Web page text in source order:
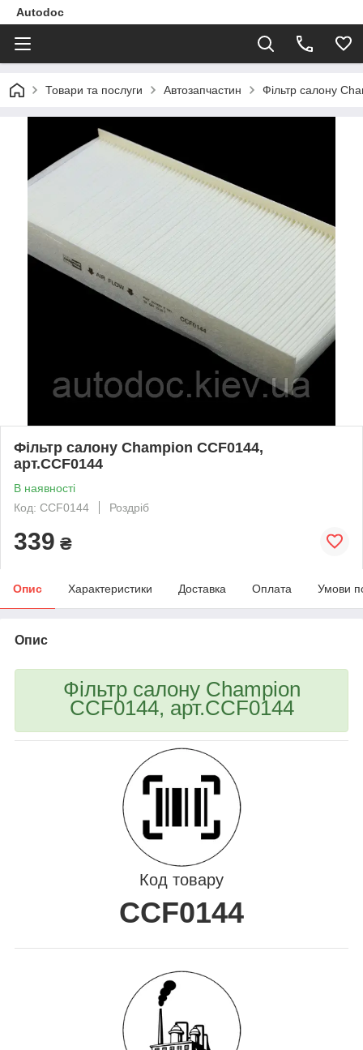
Autodoc
Товари та послуги Автозапчастин Фільтр салону
Фільтр салону Champion CCF0144,
арт.CCF0144
В наявності
Код: CCF0144
Роздріб
339 ₴
Опис Характеристики Доставка Оплата Умови
Опис
Фільтр салону Champion
CCF0144, арт.CCF0144
Код товару
CCF0144